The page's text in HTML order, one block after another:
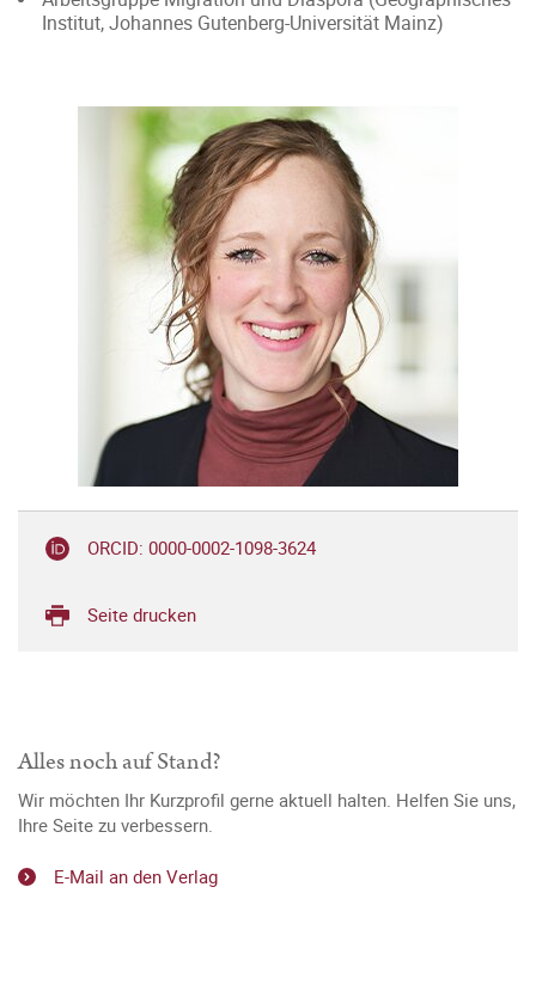
Institut, Johannes Gutenberg-Universität Mainz)
ORCID: 0000-0002-1098-3624
Seite drucken
Alles noch auf Stand?
Wir möchten Ihr Kurzprofil gerne aktuell halten. Helfen Sie uns,
Ihre Seite zu verbessern.
E-Mail an den Verlag